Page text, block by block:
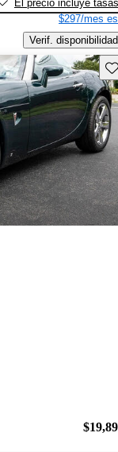
El precio incluye tasas
$297/mes
Verif. disponibilidad